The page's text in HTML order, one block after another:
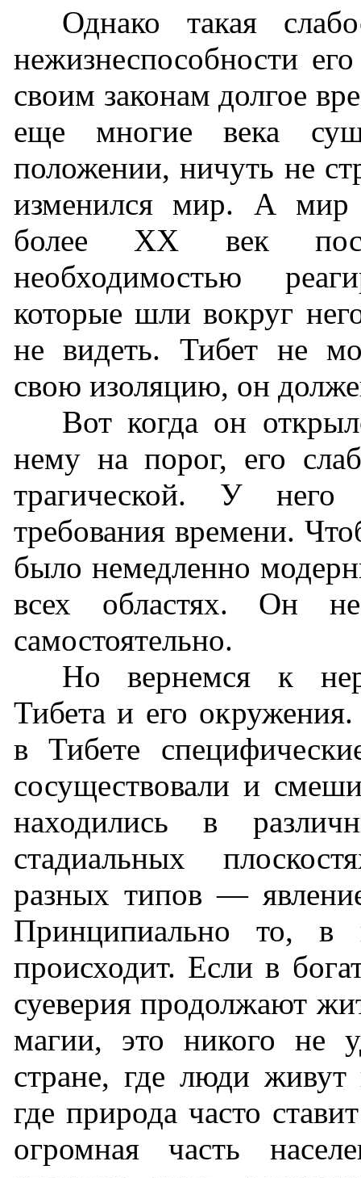
Однако такая
нежизнеспособности
своим законам долгое
еще многие века
положении, ничуть не
изменился мир. А
более XX век
необходимостью
которые шли вокруг
не видеть. Тибет не
свою изоляцию, он
Вот когда он
нему на порог, его
трагической. У
требования времени.
было немедленно
всех областях. Он
самостоятельно.
Но вернемся к
Тибета и его окружения.
в Тибете
сосуществовали и
находились в
стадиальных
разных типов —
Принципиально то, в
происходит. Если в
суеверия продолжают
магии, это никого не
стране, где люди
где природа часто
огромная часть